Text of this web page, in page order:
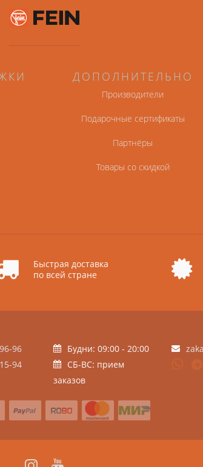
ДОПОЛНИТЕЛЬНО
Производители
Подарочные сертификаты
Партнёры
Товары со скидкой
Быстрая доставка
по всей стране
96
94
Будни: 09:00 - 20:00
СБ-ВС: прием
заказов